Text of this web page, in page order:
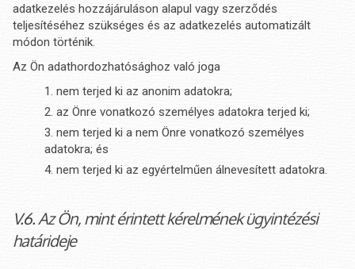
adatkezelés hozzájáruláson alapul vagy szerződés
teljesítéséhez szükséges és az adatkezelés automatizált
módon történik.
Az Ön adathordozhatósághoz való joga
nem terjed ki az anonim adatokra;
az Önre vonatkozó személyes adatokra terjed ki;
nem terjed ki a nem Önre vonatkozó személyes
adatokra; és
nem terjed ki az egyértelműen álnevesített adatokra.
V.6. Az Ön, mint érintett kérelmének ügyintézési
határideje